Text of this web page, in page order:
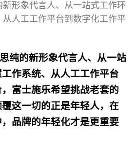
形象代言人、从一站式工作环
人工工作平台到数字化工作平
纯的新形象代言人、从一站
作系统、从人工工作平台
富士施乐希望挑战老套的
这一切的正是年轻人，在
品牌的年轻化才是更重要